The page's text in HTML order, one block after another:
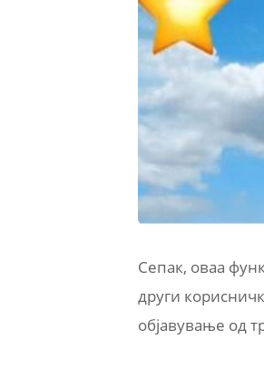
Сепак, оваа
други
објавување од